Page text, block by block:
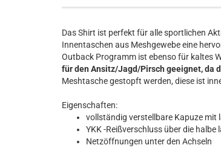
Das Shirt ist perfekt für alle sportlichen
Innentaschen aus Meshgewebe eine
Outback Programm ist ebenso für kaltes
für den Ansitz/Jagd/Pirsch geeignet, da
Meshtasche gestopft werden, diese ist
Eigenschaften:
vollständig verstellbare Kapuze mit
YKK -Reißverschluss über die
Netzöffnungen unter den Achseln